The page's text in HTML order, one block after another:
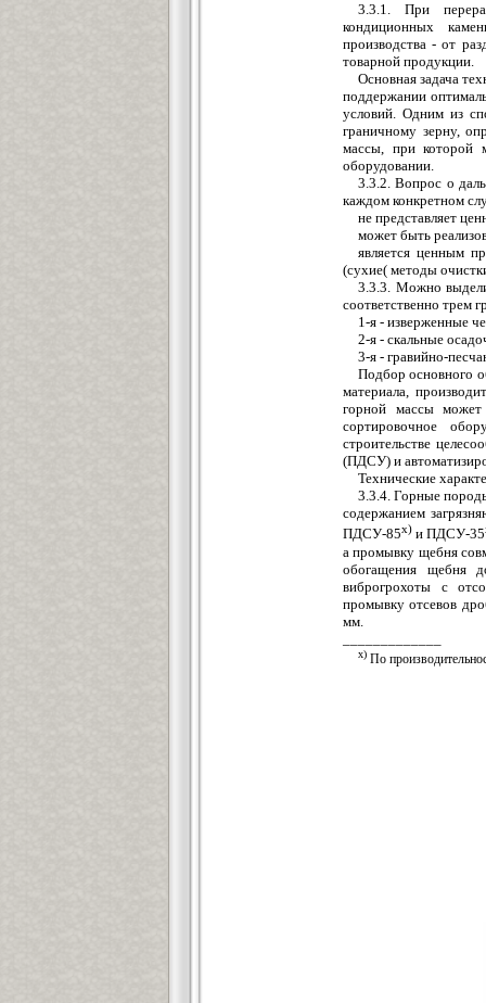
3.3.1. При
кондиционных
производства - от
товарной продукции.
Основная задача
поддержании
условий. Одним из
граничному зерну,
массы, при которой
оборудовании.
3.3.2. Вопрос о
каждом конкретном
не представляет
может быть
является ценным
(сухие( методы
3.3.3. Можно
соответственно трем
1-я - изверженные
2-я - скальные
3-я - гравийно-
Подбор основного
материала,
горной массы может
сортировочное
строительстве
(ПДСУ) и
Технические
3.3.4. Горные
содержанием
ПДСУ-85х) и ПДСУ-35
а промывку щебня
обогащения щебня
виброгрохоты с
промывку отсевов
мм.
х) По